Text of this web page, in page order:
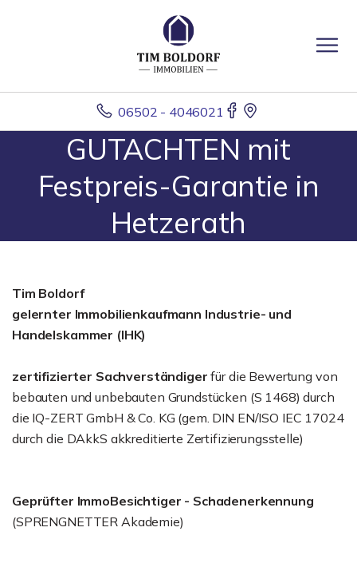
06502 - 4046021
GUTACHTEN mit
Festpreis-Garantie in
Hetzerath
Tim Boldorf
gelernter Immobilienkaufmann Industrie- und
Handelskammer (IHK)
zertifizierter Sachverständiger für die Bewertung von
bebauten und unbebauten Grundstücken (S 1468) durch
die IQ-ZERT GmbH & Co. KG (gem. DIN EN/ISO IEC 17024
durch die DAkkS akkreditierte Zertifizierungsstelle)
Geprüfter ImmoBesichtiger - Schadenerkennung
(SPRENGNETTER Akademie)